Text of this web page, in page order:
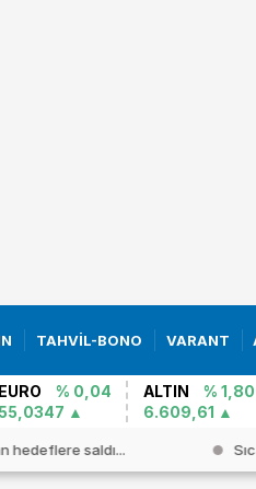
TAHVİL-BONO VARANT
EURO
% 0,04
55,0347
ALTIN
% 1,80
6.609,61
hedeflere saldı...